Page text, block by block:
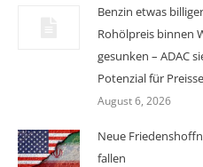
Benzin etwas
Rohölpreis binnen
gesunken – ADAC
Potenzial für
August 6, 2026
Neue
fallen